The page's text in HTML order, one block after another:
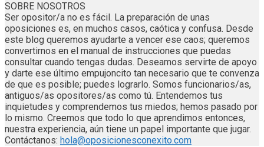
SOBRE NOSOTROS
Ser opositor/a no es fácil. La preparación de unas
oposiciones es, en muchos casos, caótica y confusa. Desde
este blog queremos ayudarte a vencer ese caos; queremos
convertirnos en el manual de instrucciones que puedas
consultar cuando tengas dudas. Deseamos servirte de apoyo
y darte ese último empujoncito tan necesario que te convenza
de que es posible; puedes lograrlo. Somos funcionarios/as,
antiguos/as opositores/as como tú. Entendemos tus
inquietudes y comprendemos tus miedos; hemos pasado por
lo mismo. Creemos que todo lo que aprendimos entonces,
nuestra experiencia, aún tiene un papel importante que jugar.
Contáctanos: hola@oposicionesconexito.com